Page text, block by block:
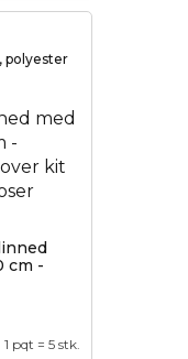
polyester
cm -
kit
1 pqt = 5 stk.